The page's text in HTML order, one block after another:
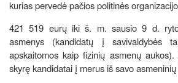
kurias pervedė pačios politinės
421 519 eurų iki š. m. sausio 9 d.
asmenys (kandidatų į savivaldybės
apskaitomos kaip fizinių asmenų
skyrę kandidatai į merus iš savo asmeninių